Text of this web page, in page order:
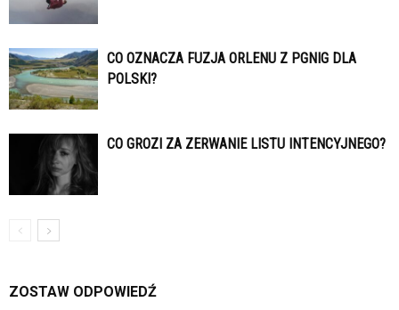
CO OZNACZA FUZJA ORLENU Z PGNIG DLA
POLSKI?
CO GROZI ZA ZERWANIE LISTU INTENCYJNEGO?
ZOSTAW ODPOWIEDŹ